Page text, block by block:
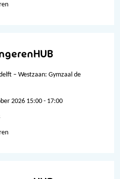
– Westzaan: Gymzaal de
2026 15:00 - 17:00